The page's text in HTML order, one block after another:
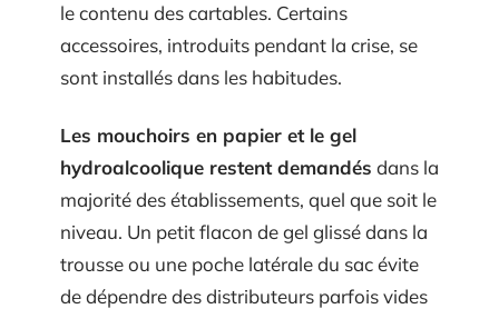
le contenu des cartables. Certains
accessoires, introduits pendant la crise, se
sont installés dans les habitudes.
Les mouchoirs en papier et le gel
hydroalcoolique restent demandés dans la
majorité des établissements, quel que soit le
niveau. Un petit flacon de gel glissé dans la
trousse ou une poche latérale du sac évite
de dépendre des distributeurs parfois vides